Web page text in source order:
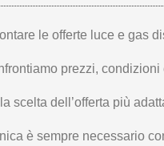
le offerte luce e gas
prezzi,
scelta dell’offerta più
è sempre necessario